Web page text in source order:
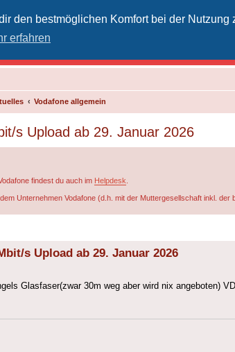
den bestmöglichen Komfort bei der
erfahren
Vodafone allgemein
s Upload ab 29. Januar 2026
findest du auch im Helpdesk
Unternehmen Vodafone (d.h. mit der Muttergesellschaft inkl.
s Upload ab 29. Januar 2026
Glasfaser(zwar 30m weg aber wird nix angeboten)